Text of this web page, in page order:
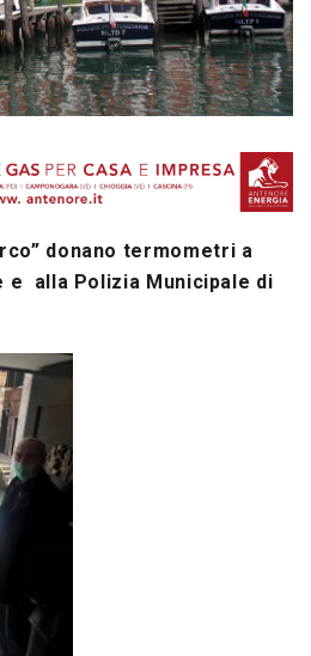
donano termometri a
alla Polizia Municipale di